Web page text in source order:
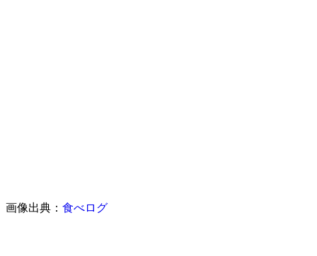
画像出典： 食べログ